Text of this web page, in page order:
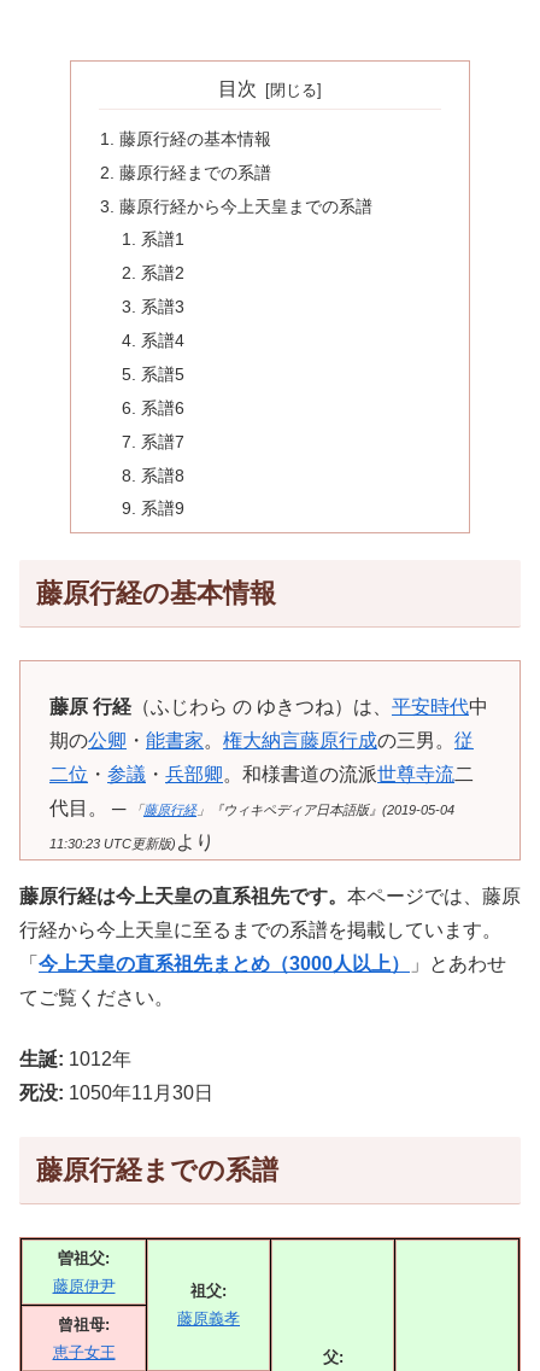
目次
藤原行経の基本情報
藤原行経までの系譜
藤原行経から今上天皇までの系譜
系譜1
系譜2
系譜3
系譜4
系譜5
系譜6
系譜7
系譜8
系譜9
藤原行経の基本情報
藤原 行経 （ふじわら の ゆきつね）は、 平安時代中
期の公卿 ・ 能書家。 権大納言藤原行成の三男。 従
二位 ・ 参議 ・ 兵部卿。和様書道の流派世尊寺流二
代目。 ─
「 藤原行経」『ウィキペディア日本語版』(2019-05-04
11:30:23 UTC更新版) より
藤原行経は今上天皇の直系祖先です。 本ページでは、藤原
行経から今上天皇に至るまでの系譜を掲載しています。
「 今上天皇の直系祖先まとめ（3000人以上）
」とあわせ
てご覧ください。
生誕: 1012年
死没: 1050年11月30日
藤原行経までの系譜
曽祖父:
藤原伊尹
祖父:
藤原義孝
父:
曾祖母:
恵子女王